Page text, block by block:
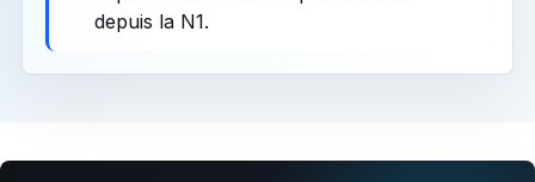
depuis la N1.